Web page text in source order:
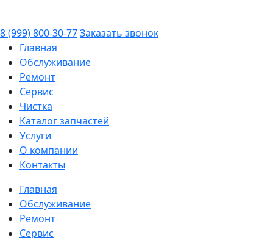
8 (999) 800-30-77Заказать звонок
Главная
Обслуживание
Ремонт
Сервис
Чистка
Каталог запчастей
Услуги
О компании
Контакты
Главная
Обслуживание
Ремонт
Сервис